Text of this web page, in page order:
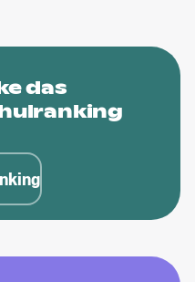
das